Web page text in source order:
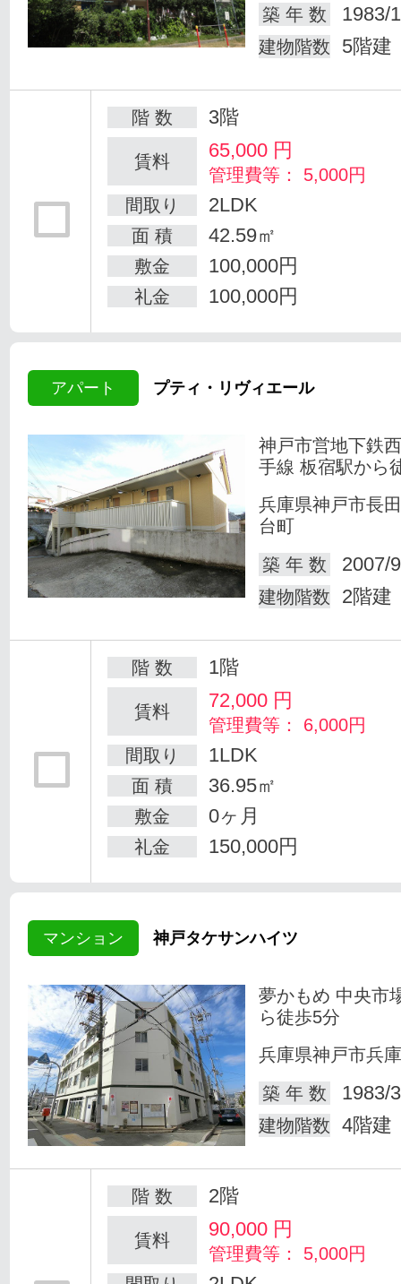
築 年 数
1983/
建物階数 5階建
階 数 3階
賃料 65,000 円
管理費等： 5,000円
間取り
2LDK
面 積 42.59㎡
敷金 100,000円
礼金 100,000円
アパート プティ・リヴィエール
神戸市営地下鉄
手線 板宿駅から
兵庫県神戸市長
台町
築 年 数
2007/
建物階数 2階建
階 数 1階
賃料 72,000 円
管理費等： 6,000円
間取り
1LDK
面 積 36.95㎡
敷金 0ヶ月
礼金 150,000円
マンション 神戸タケサンハイツ
夢かもめ 中央市
ら徒歩5分
兵庫県神戸市兵
築 年 数
1983/
建物階数 4階建
階 数 2階
賃料 90,000 円
管理費等： 5,000円